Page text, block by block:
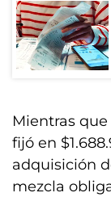
Mientras
fijó en
adquisición
mezcla